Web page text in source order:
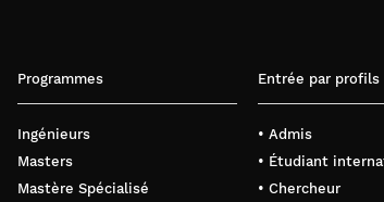
Programmes
Ingénieurs
Masters
Mastère Spécialisé
Entrée par profils
• Admis
• Étudiant
• Chercheur